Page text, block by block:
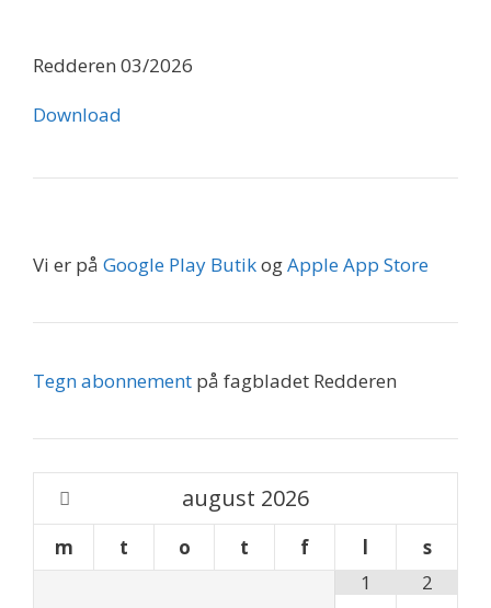
Redderen 03/2026
Download
Vi er på Google Play ButikogApple App Store
Tegn abonnement på fagbladet Redderen
august 2026
m t o t f l
s
1
2